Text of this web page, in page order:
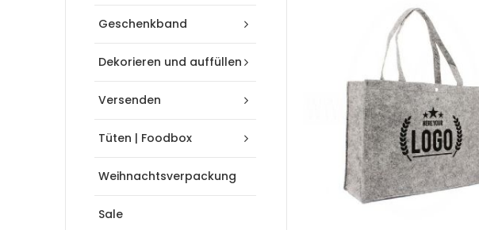
Geschenkband
Dekorieren und auffüllen
Versenden
Tüten | Foodbox
Weihnachtsverpackung
Sale